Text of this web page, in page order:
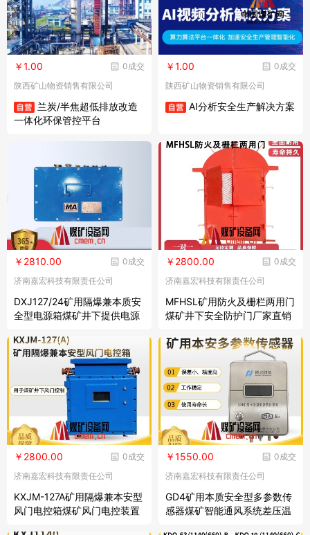
0成交
￥1.00
陕西矿山物资销售有限公司
兰炭/半焦超低排放改造
一体化环保管控平台
0成交
￥1.00
陕西矿山物资销售有限公司
AI分析安全生产解决方案
0成交
￥2810.00
济南嘉宏科技有限责任公司
DXJ127/24矿用隔爆兼本质安
全型电源箱煤矿井下提供电源
0成交
￥2800.00
济南嘉宏科技有限责任公司
MFHSL矿用防火及栅栏两用门
煤矿井下安全防护门厂家直销
0成交
￥2800.00
济南嘉宏科技有限责任公司
KXJM-127A矿用隔爆兼本安型
风门电控箱煤矿风门电控装置
0成交
￥1550.00
济南嘉宏科技有限责任公司
GD4矿用本质安全型多参数传
感器煤矿智能通风系统差压温